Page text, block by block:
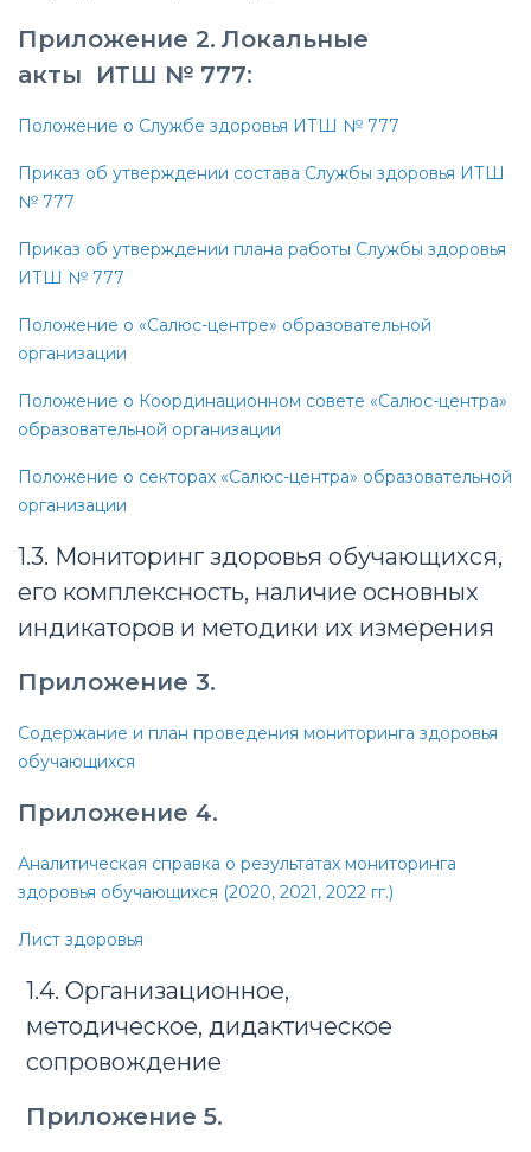
Приложение 2. Локальные
акты ИТШ № 777:
Положение о Службе здоровья ИТШ № 777
Приказ об утверждении состава Службы здоровья ИТШ
№ 777
Приказ об утверждении плана работы Службы здоровья
ИТШ № 777
Положение о «Салюс-центре» образовательной
организации
Положение о Координационном совете «Салюс-центра»
образовательной организации
Положение о секторах «Салюс-центра» образовательной
организации
1.3. Мониторинг здоровья обучающихся,
его комплексность, наличие основных
индикаторов и методики их измерения
Приложение 3.
Содержание и план проведения мониторинга здоровья
обучающихся
Приложение 4.
Аналитическая справка о результатах мониторинга
здоровья обучающихся (2020, 2021, 2022 гг.)
Лист здоровья
1.4. Организационное,
методическое, дидактическое
сопровождение
Приложение 5.